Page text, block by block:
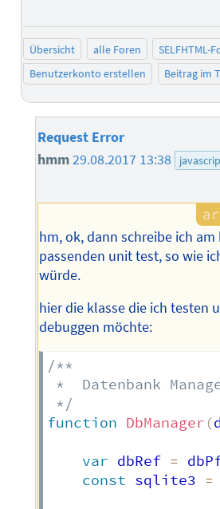
Übersicht alle Foren SELFHTML-
Benutzerkonto erstellen
Beitrag im
Request Error
hmm29.08.2017 13:38
hm, ok, dann schreibe ich
passenden unit test, so wie
würde.
hier die klasse die ich testen
debuggen möchte:
/**
*  Datenbank
*/
function DbManager (
var dbRef =
const sqlite3 =